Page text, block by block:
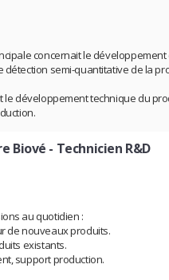
concernait le
détection semi-quantitative de la
le développement technique du
Biové - Technicien R&D
au quotidien :
de nouveaux produits.
existants.
support production.